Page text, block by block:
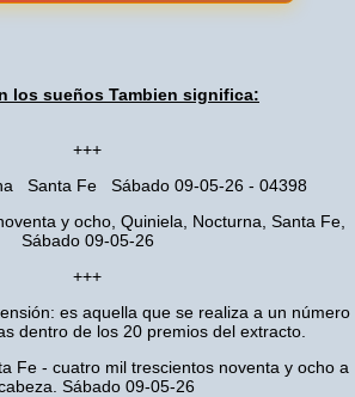
los sueños Tambien significa:
+++
Santa Fe Sábado 09-05-26 - 04398
y ocho, Quiniela, Nocturna, Santa Fe,
Sábado 09-05-26
+++
es aquella que se realiza a un número
dentro de los 20 premios del extracto.
Fe - cuatro mil trescientos noventa y ocho a
Sábado 09-05-26